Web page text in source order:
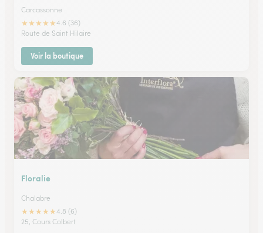
Carcassonne
★★★★★4.6 (36)
Route de Saint Hilaire
Voir la boutique
Floralie
Chalabre
★★★★★4.8 (6)
25, Cours Colbert